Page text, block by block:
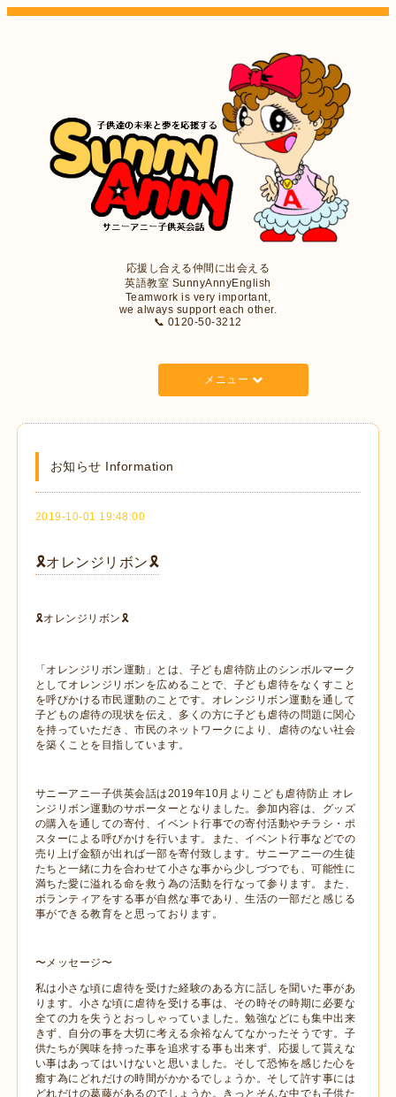
応援し合える仲間に出会える
英語教室 SunnyAnnyEnglish
Teamwork is very important,
we always support each other.
📞 0120-50-3212
メニュー
お知らせ Information
2019-10-01 19:48:00
🎗オレンジリボン🎗
🎗オレンジリボン🎗
「オレンジリボン運動」とは、子ども虐待防止のシンボルマーク
としてオレンジリボンを広めることで、子ども虐待をなくすこと
を呼びかける市民運動のことです。オレンジリボン運動を通して
子どもの虐待の現状を伝え、多くの方に子ども虐待の問題に関心
を持っていただき、市民のネットワークにより、虐待のない社会
を築くことを目指しています。
サニーアニ一子供英会話は2019年10月よりこども虐待防止 オレ
ンジリボン運動のサポーターとなりました。参加内容は、グッズ
の購入を通しての寄付、イベント行事での寄付活動やチラシ・ポ
スターによる呼びかけを行います。また、イベント行事などでの
売り上げ金額が出れば一部を寄付致します。サニーアニ一の生徒
たちと一緒に力を合わせて小さな事から少しづつでも、可能性に
満ちた愛に溢れる命を救う為の活動を行なって参ります。また、
ボランティアをする事が自然な事であり、生活の一部だと感じる
事ができる教育をと思っております。
〜メッセージ〜
私は小さな頃に虐待を受けた経験のある方に話しを聞いた事があ
ります。小さな頃に虐待を受ける事は、その時その時期に必要な
全ての力を失うとおっしゃっていました。勉強などにも集中出来
きず、自分の事を大切に考える余裕なんてなかったそうです。子
供たちが興味を持った事を追求する事も出来ず、応援して貰えな
い事はあってはいけないと思いました。そして恐怖を感じた心を
癒す為にどれだけの時間がかかるでしょうか。そして許す事には
どれだけの葛藤があるのでしょうか。きっとそんな中でも子供た